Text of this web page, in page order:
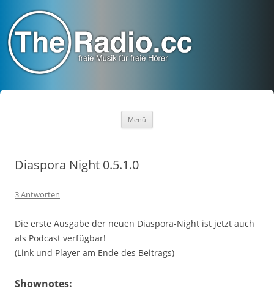
Menü
Diaspora Night 0.5.1.0
3 Antworten
Die erste Ausgabe der neuen Diaspora-Night ist jetzt auch
als Podcast verfügbar!
(Link und Player am Ende des Beitrags)
Shownotes: